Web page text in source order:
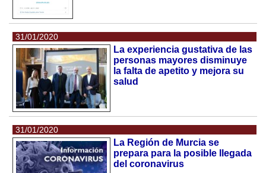
31/01/2020
La experiencia gustativa de las
personas mayores disminuye
la falta de apetito y mejora su
salud
31/01/2020
La Región de Murcia se
prepara para la posible llegada
del coronavirus